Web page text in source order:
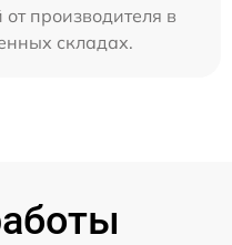
производителя в
складах.